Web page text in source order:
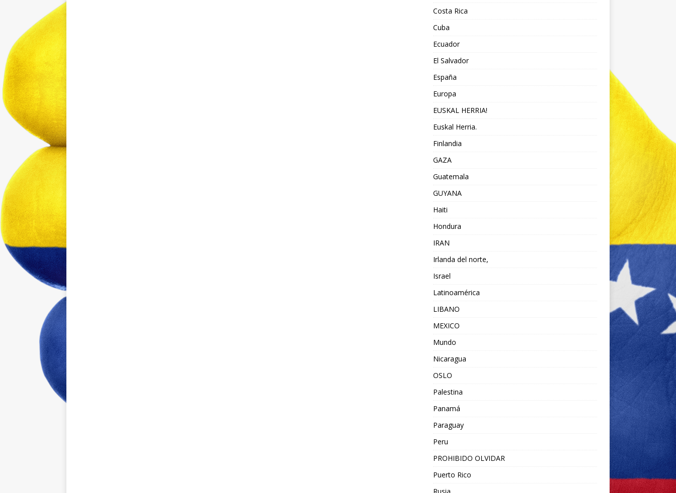
Costa Rica
Cuba
Ecuador
El Salvador
España
Europa
EUSKAL HERRIA!
Euskal Herria.
Finlandia
GAZA
Guatemala
GUYANA
Haiti
Hondura
IRAN
Irlanda del norte,
Israel
Latinoamérica
LIBANO
MEXICO
Mundo
Nicaragua
OSLO
Palestina
Panamá
Paraguay
Peru
PROHIBIDO OLVIDAR
Puerto Rico